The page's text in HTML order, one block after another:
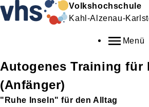
Volkshochschule
Kahl-Alzenau-
Menü
Autogenes Training für
(Anfänger)
"Ruhe Inseln" für den Alltag